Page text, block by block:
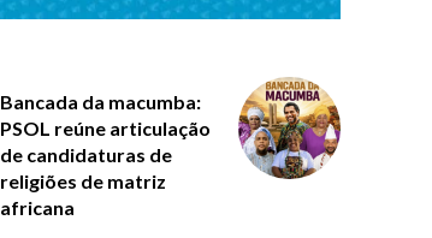
Bancada da macumba:
PSOL reúne articulação
de candidaturas de
religiões de matriz
africana